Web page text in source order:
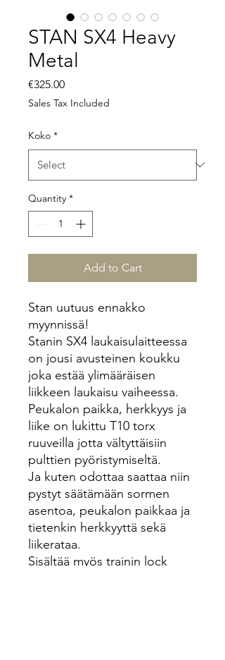
STAN SX4 Heavy
Metal
€325.00Price
Sales Tax Included
Koko *
Quantity *
Add to Cart
Stan uutuus ennakko
myynnissä!
Stanin SX4 laukaisulaitteessa
on jousi avusteinen koukku
joka estää ylimääräisen
liikkeen laukaisu vaiheessa.
Peukalon paikka, herkkyys ja
liike on lukittu T10 torx
ruuveilla jotta vältyttäisiin
pulttien pyöristymiseltä.
Ja kuten odottaa saattaa niin
pystyt säätämään sormen
asentoa, peukalon paikkaa ja
tietenkin herkkyyttä sekä
liikerataa.
Sisältää myös trainin lock